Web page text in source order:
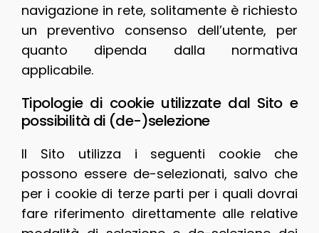
navigazione in rete, solitamente è richiesto
un preventivo consenso dell’utente, per
quanto dipenda dalla normativa
applicabile.
Tipologie di cookie utilizzate dal Sito e
possibilità di (de-)selezione
Il Sito utilizza i seguenti cookie che
possono essere de-selezionati, salvo che
per i cookie di terze parti per i quali dovrai
fare riferimento direttamente alle relative